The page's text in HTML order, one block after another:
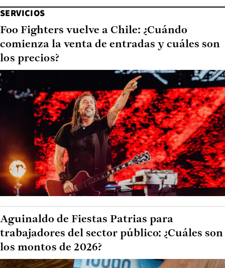
SERVICIOS
Foo Fighters vuelve a Chile: ¿Cuándo
comienza la venta de entradas y cuáles son
los precios?
Aguinaldo de Fiestas Patrias para
trabajadores del sector público: ¿Cuáles son
los montos de 2026?